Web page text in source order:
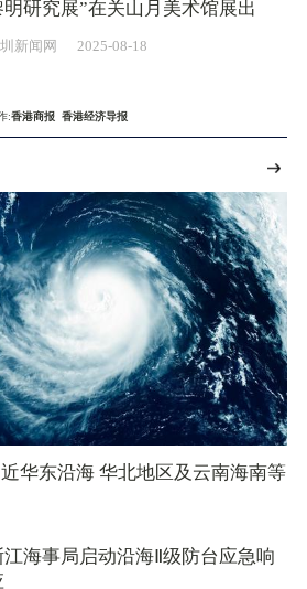
明研究展”在关山月美术馆展出
新闻网 2025-08-18
:香港商报 香港经济导报
华东沿海 华北地区及云南海南等
江海事局启动沿海Ⅱ级防台应急响